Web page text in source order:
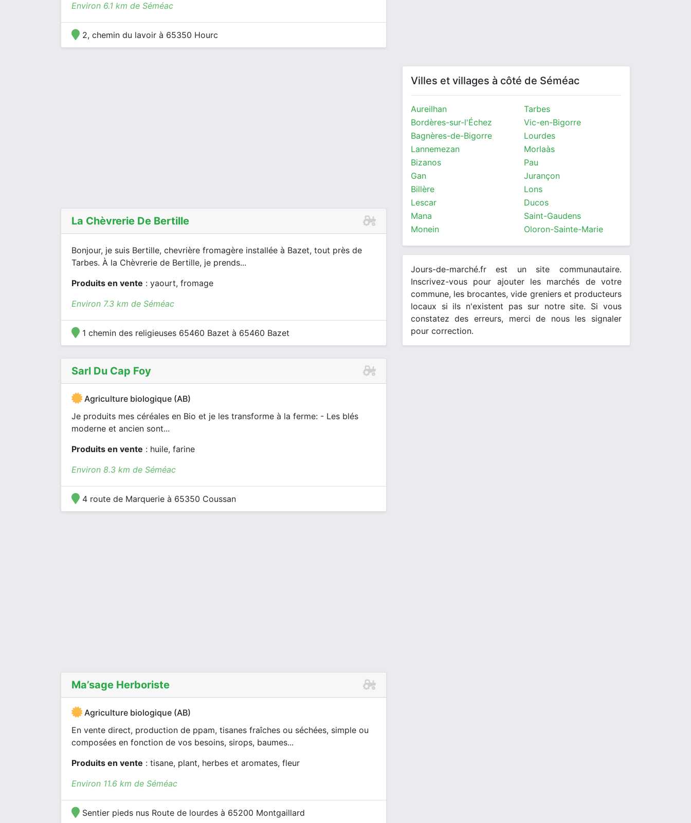
Environ 6.1 km de Séméac
2, chemin du lavoir à 65350 Hourc
La Chèvrerie De Bertille
Bonjour, je suis Bertille, chevrière fromagère installée à Bazet, tout près de
Tarbes. À la Chèvrerie de Bertille, je prends...
Produits en vente : yaourt, fromage
Environ 7.3 km de Séméac
1 chemin des religieuses 65460 Bazet à 65460 Bazet
Sarl Du Cap Foy
Agriculture biologique (AB)
Je produits mes céréales en Bio et je les transforme à la ferme: - Les blés
moderne et ancien sont...
Produits en vente : huile, farine
Environ 8.3 km de Séméac
4 route de Marquerie à 65350 Coussan
Ma’sage Herboriste
Agriculture biologique (AB)
En vente direct, production de ppam, tisanes fraîches ou séchées, simple ou
composées en fonction de vos besoins, sirops, baumes...
Produits en vente : tisane, plant, herbes et aromates, fleur
Environ 11.6 km de Séméac
Sentier pieds nus Route de lourdes à 65200 Montgaillard
Villes et villages à côté de Séméac
Aureilhan
Tarbes
Bordères-sur-l'Échez
Vic-en-Bigorre
Bagnères-de-Bigorre
Lourdes
Lannemezan
Morlaàs
Bizanos
Pau
Gan
Jurançon
Billère
Lons
Lescar
Ducos
Mana
Saint-Gaudens
Monein
Oloron-Sainte-Marie
Jours-de-marché.fr est un site communautaire.
Inscrivez-vous pour ajouter les marchés de votre
commune, les brocantes, vide greniers et producteurs
locaux si ils n'existent pas sur notre site. Si vous
constatez des erreurs, merci de nous les signaler
pour correction.